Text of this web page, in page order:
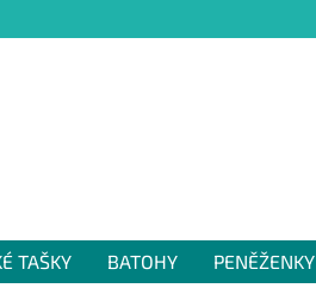
TAŠKY BATOHY PENĚŽENKY